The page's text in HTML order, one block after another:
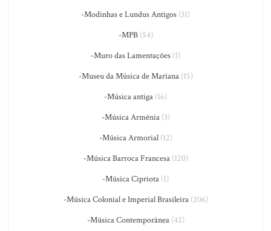
-Modinhas e Lundus Antigos (31)
-MPB(54)
-Muro das Lamentações (1)
-Museu da Música de Mariana(15)
-Música antiga (16)
-Música Armênia(3)
-Música Armorial(12)
-Música Barroca Francesa(120)
-Música Cipriota (1)
-Música Colonial e Imperial Brasileira(206)
-Música Contemporânea(42)